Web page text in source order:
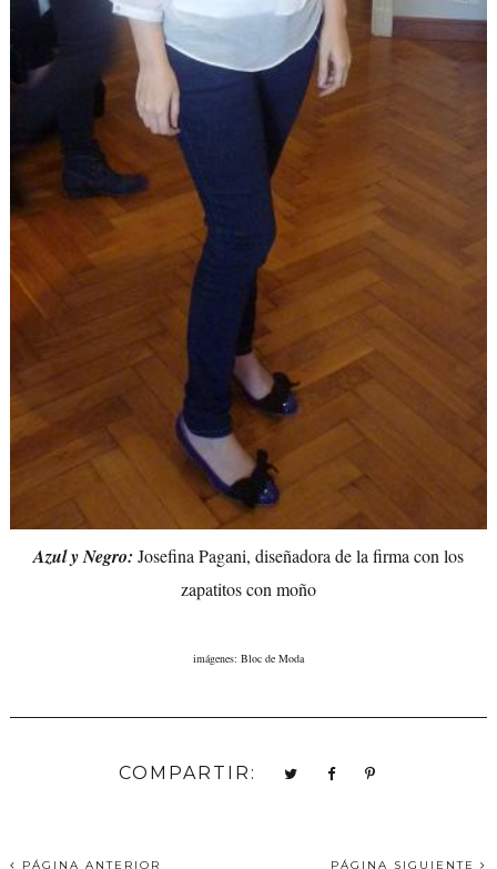
Azul y Negro: Josefina Pagani, diseñadora de la firma con los
zapatitos con moño
imágenes: Bloc de Moda
COMPARTIR:
PÁGINA ANTERIOR PÁGINA SIGUIENTE